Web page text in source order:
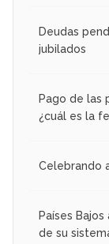
Deudas
jubilados
Pago de las
¿cuál es la
Celebrando
Países
de su